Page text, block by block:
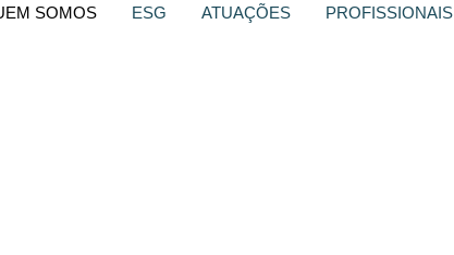
SOMOS ESG ATUAÇÕES PROFISSIONAIS